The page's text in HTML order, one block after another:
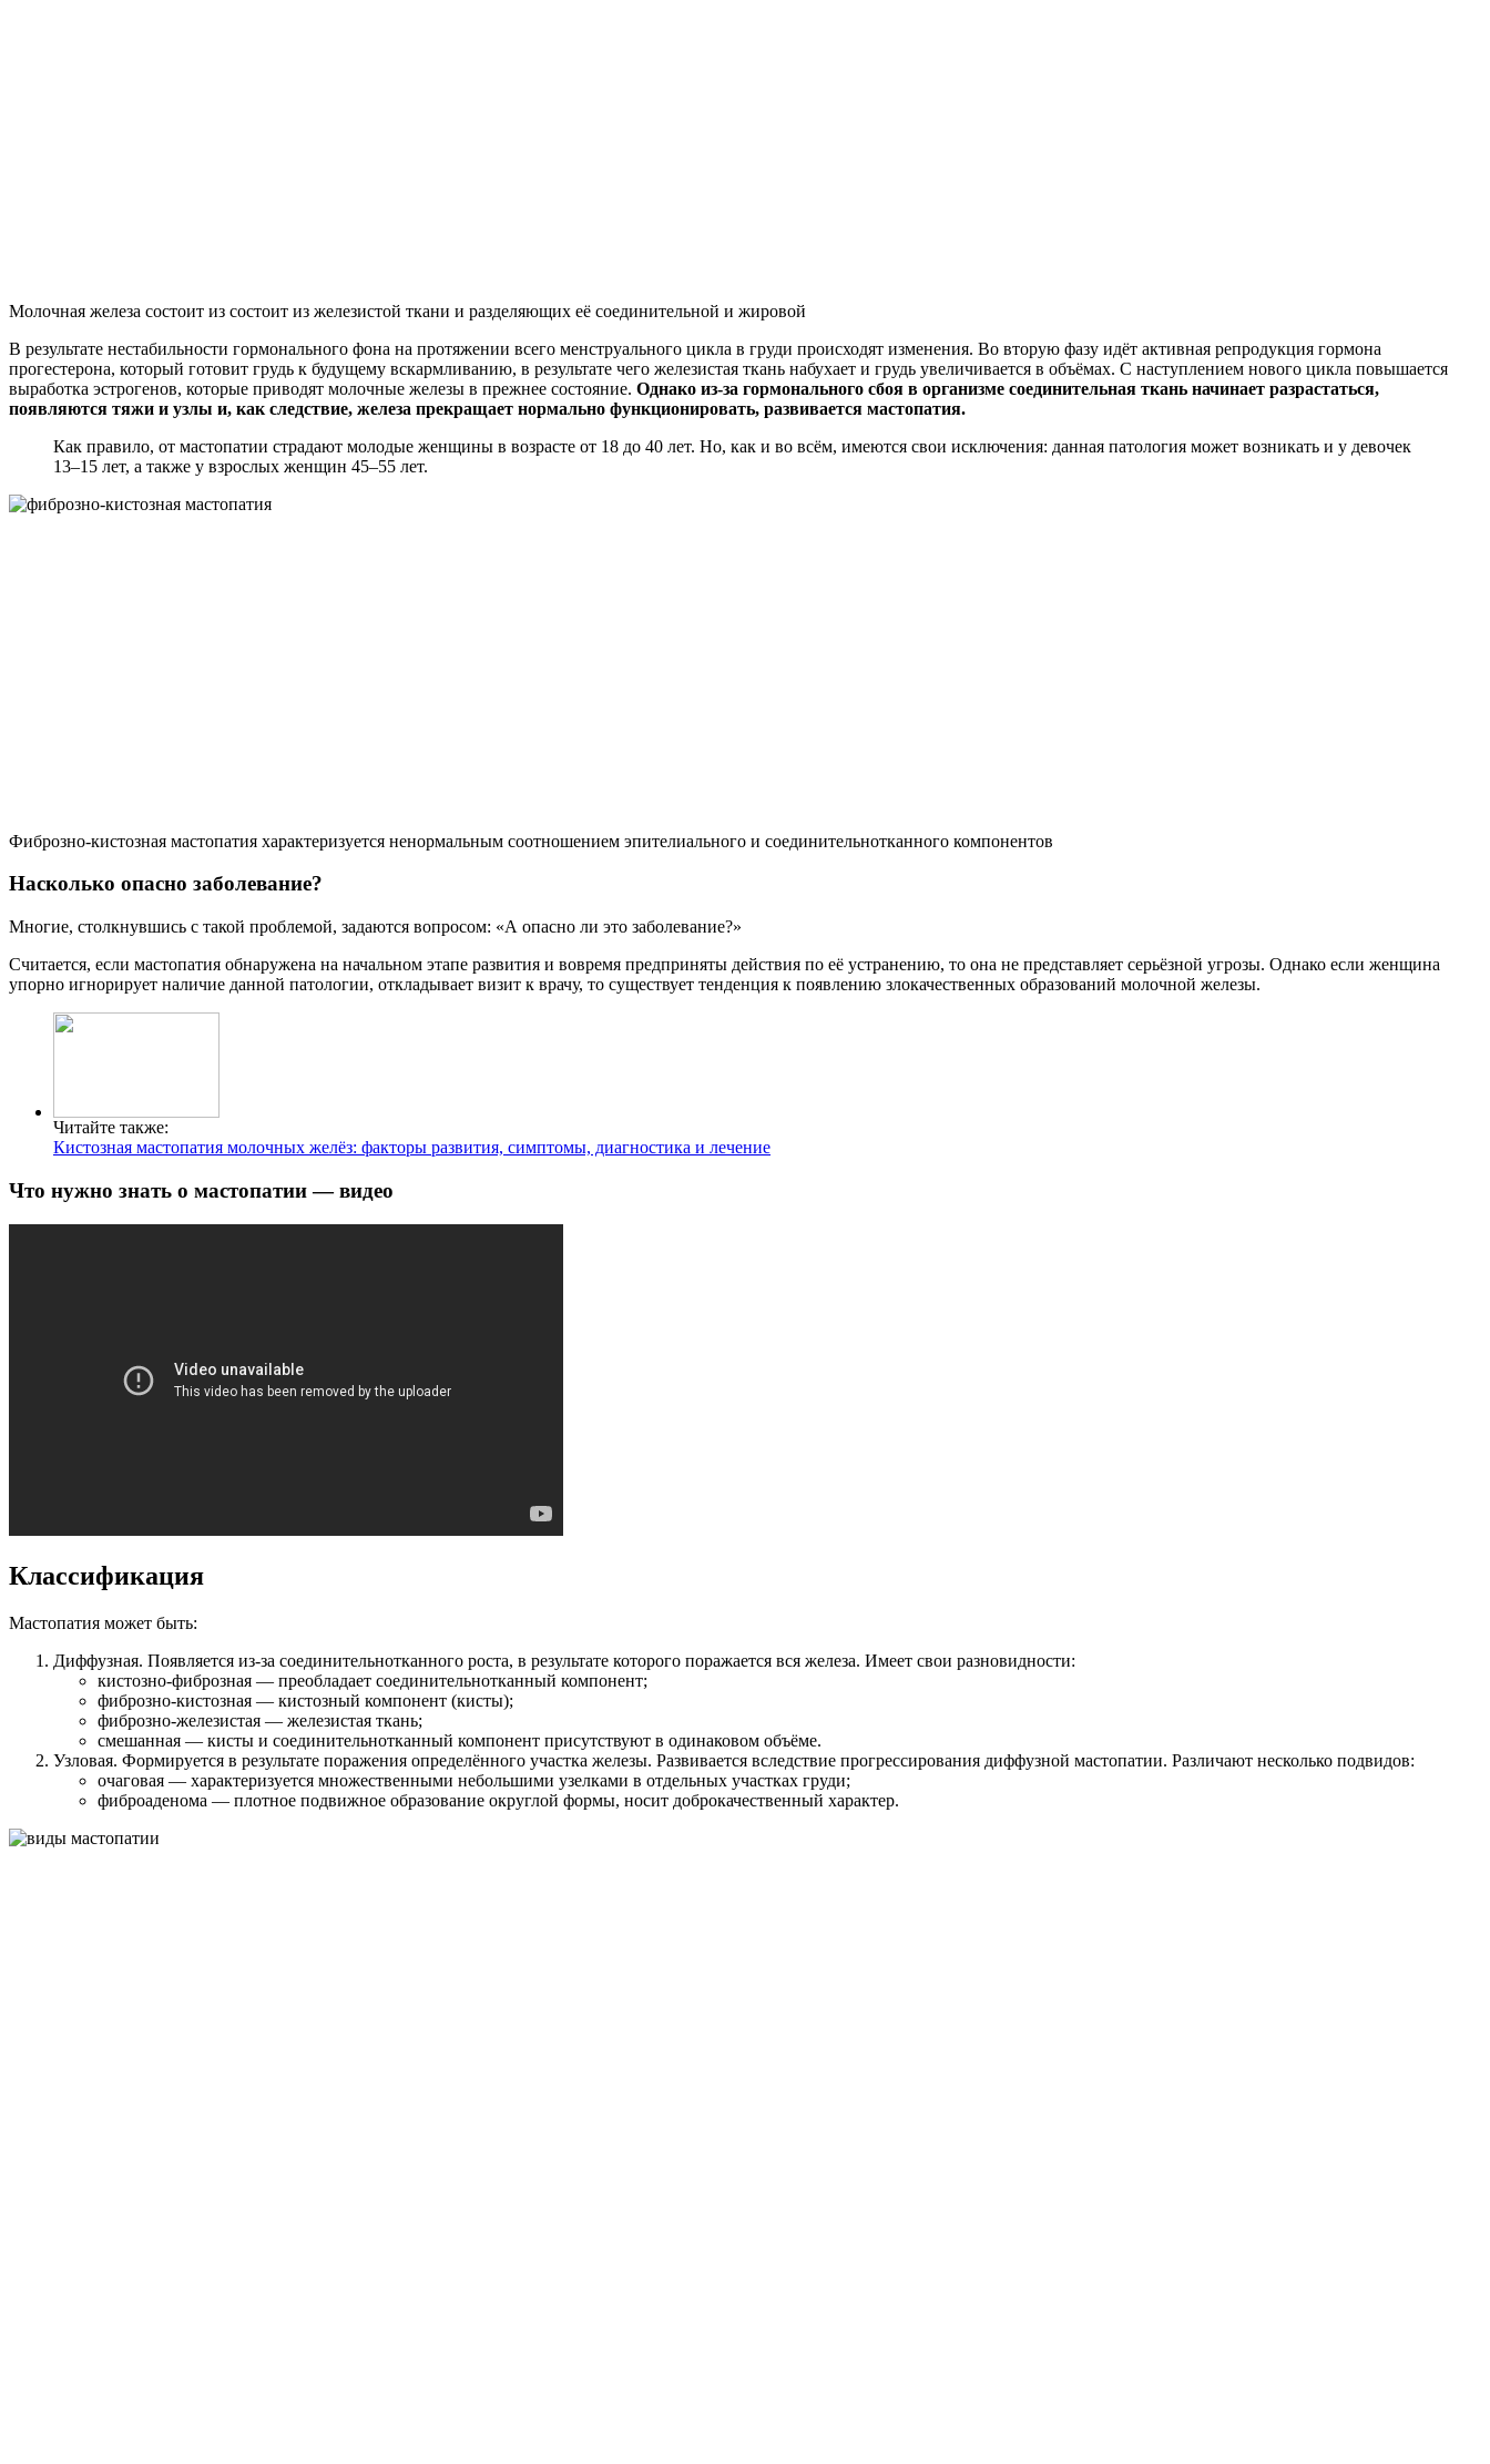
Молочная железа состоит из состоит из железистой ткани и разделяющих её соединительной и жировой
В результате нестабильности гормонального фона на протяжении всего менструального цикла в груди происходят изменения. Во вторую фазу идёт активная репродукция гормона
прогестерона, который готовит грудь к будущему вскармливанию, в результате чего железистая ткань набухает и грудь увеличивается в объёмах. С наступлением нового цикла повышается
выработка эстрогенов, которые приводят молочные железы в прежнее состояние. Однако из-за гормонального сбоя в организме соединительная ткань начинает разрастаться,
появляются тяжи и узлы и, как следствие, железа прекращает нормально функционировать, развивается мастопатия.
Как правило, от мастопатии страдают молодые женщины в возрасте от 18 до 40 лет. Но, как и во всём, имеются свои исключения: данная патология может возникать и у девочек
13–15 лет, а также у взрослых женщин 45–55 лет.
Фиброзно-кистозная мастопатия характеризуется ненормальным соотношением эпителиального и соединительнотканного компонентов
Насколько опасно заболевание?
Многие, столкнувшись с такой проблемой, задаются вопросом: «А опасно ли это заболевание?»
Считается, если мастопатия обнаружена на начальном этапе развития и вовремя предприняты действия по её устранению, то она не представляет серьёзной угрозы. Однако если женщина
упорно игнорирует наличие данной патологии, откладывает визит к врачу, то существует тенденция к появлению злокачественных образований молочной железы.
Читайте также:
Кистозная мастопатия молочных желёз: факторы развития, симптомы, диагностика и лечение
Что нужно знать о мастопатии — видео
Классификация
Мастопатия может быть:
Диффузная. Появляется из-за соединительнотканного роста, в результате которого поражается вся железа. Имеет свои разновидности:
кистозно-фиброзная — преобладает соединительнотканный компонент;
фиброзно-кистозная — кистозный компонент (кисты);
фиброзно-железистая — железистая ткань;
смешанная — кисты и соединительнотканный компонент присутствуют в одинаковом объёме.
Узловая. Формируется в результате поражения определённого участка железы. Развивается вследствие прогрессирования диффузной мастопатии. Различают несколько подвидов:
очаговая — характеризуется множественными небольшими узелками в отдельных участках груди;
фиброаденома — плотное подвижное образование округлой формы, носит доброкачественный характер.